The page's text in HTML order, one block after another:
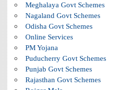
Meghalaya Govt Schemes
Nagaland Govt Schemes
Odisha Govt Schemes
Online Services
PM Yojana
Puducherry Govt Schemes
Punjab Govt Schemes
Rajasthan Govt Schemes